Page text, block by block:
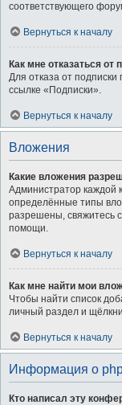
соответствующего
Вернуться к началу
Как мне отказаться от
Для отказа от
ссылке «Подписки».
Вернуться к началу
Вложения
Какие вложения
Администратор каждой
определённые типы
разрешены, свяжитесь
помощи.
Вернуться к началу
Как мне найти мои
Чтобы найти список
личный раздел и
Вернуться к началу
Информация о
Кто написал эту